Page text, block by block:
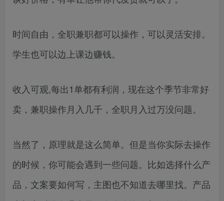
时间自由，全职兼职都可以操作，可以灵活安排。
学生也可以边上课边赚钱。
收入可观,每出1单都有利润，现在这个季节非常好
卖，兼职操作月入几千，全职月入过万没问题。
当然了，原理就是这么简单。但是当你实际去操作
的时候，你可能会遇到一些问题。比如选择什么产
品，文案要如何写，主图也不知道去哪里找。产品